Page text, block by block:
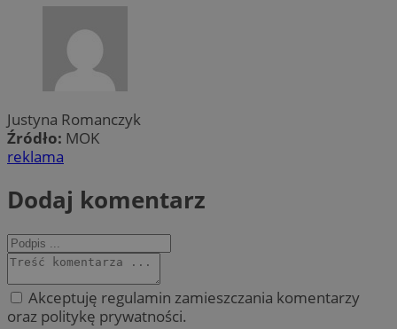
Justyna Romanczyk
Źródło: MOK
reklama
Dodaj komentarz
Akceptuję regulamin zamieszczania komentarzy
oraz politykę prywatności.